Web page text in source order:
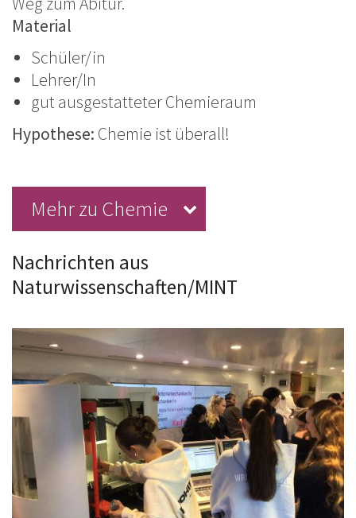
Material
Schüler/in
Lehrer/In
gut ausgestatteter Chemieraum
Hypothese: Chemie ist überall!
Mehr zu Chemie
Nachrichten aus
Naturwissenschaften/MINT